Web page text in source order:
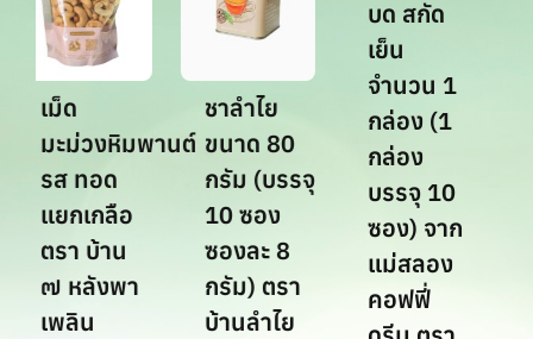
เม็ด
มะม่วงหิมพานต์
รส ทอด
แยกเกลือ
ตรา บ้าน
๗ หลังพา
เพลิน
ชาลำไย
ขนาด 80
กรัม (บรรจุ
10 ซอง
ซองละ 8
กรัม) ตรา
บ้านลำไย
บด สกัด
เย็น
จำนวน 1
กล่อง (1
กล่อง
บรรจุ 10
ซอง) จาก
แม่สลอง
คอฟฟี่